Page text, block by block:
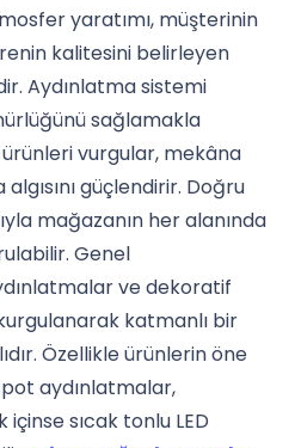
yaratımı, müşterinin
kalitesini belirleyen
Aydınlatma sistemi
sağlamakla
vurgular, mekâna
güçlendirir. Doğru
mağazanın her alanında
Genel
ve dekoratif
katmanlı bir
Özellikle ürünlerin öne
aydınlatmalar,
sıcak tonlu LED